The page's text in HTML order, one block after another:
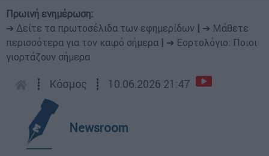
Πρωινή ενημέρωση:
➔ Δείτε τα πρωτοσέλιδα των εφημερίδων
➔ Μάθετε
περισσότερα για τον καιρό σήμερα
➔ Εορτολόγιο: Ποιοι
γιορτάζουν σήμερα
┋ Κόσμος ┋ 10.06.2026 21:47
Newsroom